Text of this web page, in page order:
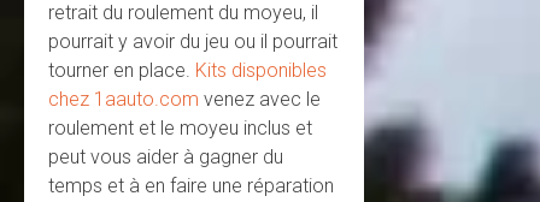
retrait du roulement du moyeu, il
pourrait y avoir du jeu ou il pourrait
tourner en place. Kits disponibles
chez 1aauto.com venez avec le
roulement et le moyeu inclus et
peut vous aider à gagner du
temps et à en faire une réparation